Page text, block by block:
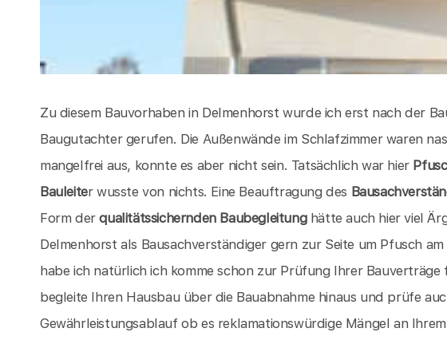
Zu diesem Bauvorhaben in Delmenhorst wurde ich erst nach der
Baugutachter gerufen. Die Außenwände im Schlafzimmer waren
mangelfrei aus, konnte es aber nicht sein. Tatsächlich war hier
Bauleiter wusste von nichts. Eine Beauftragung des
Form derqualitätssichernden Baubegleitunghätte auch hier viel
Delmenhorst als Bausachverständiger gern zur Seite um Pfusch
habe ich natürlich ich komme schon zur Prüfung Ihrer
begleite Ihren Hausbau über die Bauabnahme hinaus und prüfe
Gewährleistungsablauf ob es reklamationswürdige Mängel an